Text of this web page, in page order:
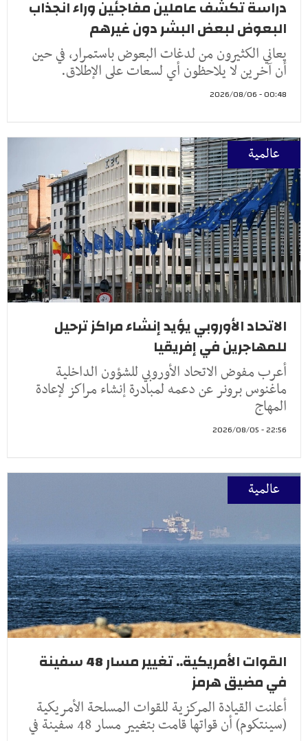
دراسة تكشف عاملين مفاجئين وراء انجذاب
البعوض لبعض البشر دون غيرهم
يعاني الكثيرون من لدغات البعوض باستمرار، في حين
أن آخرين لا يلاحظون أي لسعات على الإطلاق.
00:48 - 2026/08/06
عالمية
الاتحاد الأوروبي يؤيد إنشاء مراكز ترحيل
للمهاجرين في إفريقيا
أعرب مفوض الاتحاد الأوروبي للشؤون الداخلية
ماغنوس برونر عن دعمه لمبادرة إنشاء مراكز لإعادة
المهاج
22:56 - 2026/08/05
عالمية
القوات الأمريكية.. تغيير مسار 48 سفينة
في مضيق هرمز
أعلنت القيادة المركزية للقوات المسلحة الأمريكية
(سينتكوم) أن قواتها قامت بتغيير مسار 48 سفينة في